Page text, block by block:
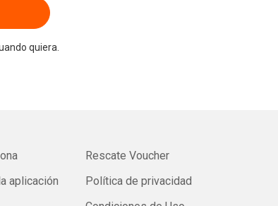
quiera.
aplicación
Rescate Voucher
Política de privacidad